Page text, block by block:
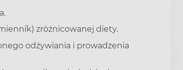
zróżnicowanej diety.
odżywiania i prowadzenia